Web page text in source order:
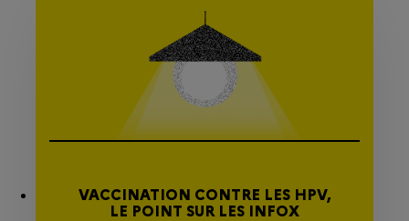
VACCINATION CONTRE LES HPV,
LE POINT SUR LES INFOX